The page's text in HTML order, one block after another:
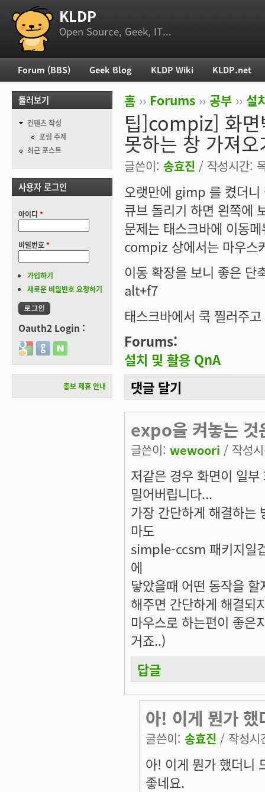
부 메뉴 KLDP
Open Source, Geek, IT...
현재 위치
홈 ›› Forums ›› 공부 ›› 설
팁]compiz] 화면
못하는 창 가져오
글쓴이: 송효진 / 작성시간:
오랫만에 gimp 를 켰더니
큐브 돌리기 하면 왼쪽에
문제는 태스크바에 이동
compiz 상에서는 마우스
이동 확장을 보니 좋은 단
alt+f7
태스크바에서 쿡 찔러주
Forums:
설치 및 활용 QnA
댓글 달기
expo을 켜놓는 것
글쓴이: wewoori / 작성
저같은 경우 화면이 일
밀어버립니다...
가장 간단하게 해결하
마도
simple-ccsm 패키지일
에
닿았을때 어떤 동작을
해주면 간단하게 해결되
마우스로 하는편이 좋은
거죠..)
답글
아! 이게 뭔가 했
글쓴이: 송효진 / 작성
아! 이게 뭔가 했더니
좋네요.
주 메뉴
Forum (BBS) Geek Blog KLDP Wiki KLDP.net
둘러보기
컨텐츠 작성
포럼 주제
최근 포스트
사용자 로그인
아이디 *
비밀번호*
가입하기
새로운 비밀번호 요청하기
Oauth2 Login :
Login with Google
Login with GitHub
Login with Naver
홍보 제휴 안내